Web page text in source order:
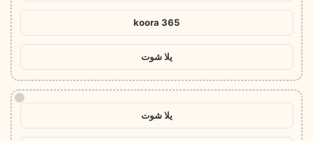
koora 365
يلا شوت
!
يلا شوت